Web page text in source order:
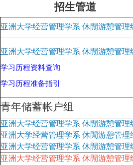
招生管道
亚洲大学经营管理学系 休閒游憩管理
亚洲大学经营管理学系 休閒游憩管理
学习历程资料查询
学习历程准备指引
青年储蓄帐户组
亚洲大学经营管理学系 休閒游憩管理
亚洲大学经营管理学系 休閒游憩管理
亚洲大学经营管理学系 休閒游憩管理
亚洲大学经营管理学系 休閒游憩管理